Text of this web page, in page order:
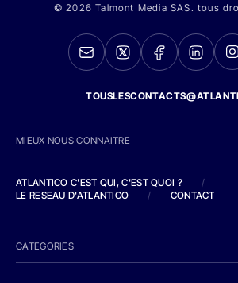
© 2026 Talmont Media SAS. tous
MIEUX NOUS CONNAITRE
ATLANTICO C'EST QUI, C'EST QUOI ?
/
LE RESEAU D'ATLANTICO
/ CONTACT
CATEGORIES